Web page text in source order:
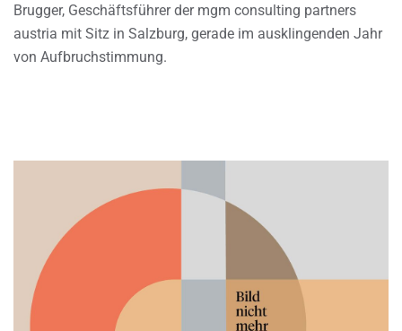
Brugger, Geschäftsführer der mgm consulting partners
austria mit Sitz in Salzburg, gerade im ausklingenden Jahr
von Aufbruchstimmung.